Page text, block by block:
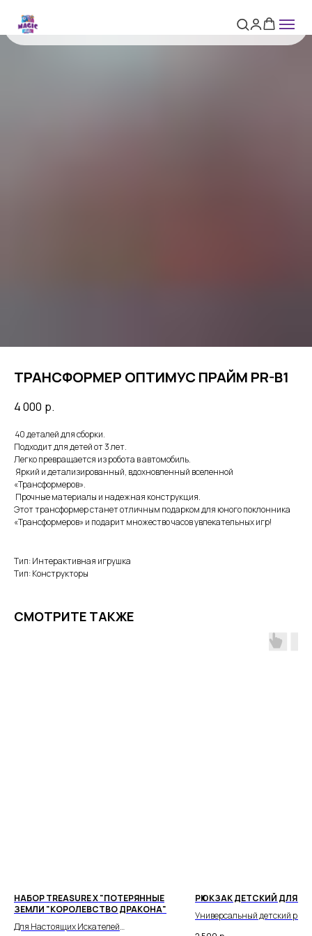
ТРАНСФОРМЕР ОПТИМУС ПРАЙМ PR-B1
4 000 р.
40 деталей для сборки.
Подходит для детей от 3 лет.
Легко превращается из робота в автомобиль.
Яркий и детализированный, вдохновленный вселенной
«Трансформеров».
Прочные материалы и надежная конструкция.
Этот трансформер станет отличным подарком для юного поклонника
«Трансформеров» и подарит множество часов увлекательных игр!
Тип: Интерактивная игрушка
Тип: Конструкторы
СМОТРИТЕ ТАКЖЕ
НАБОР TREASURE X "ПОТЕРЯННЫЕ
ЗЕМЛИ "КОРОЛЕВСТВО ДРАКОНА"
Для Настоящих Искателей
РЮКЗАК ДЕТСКИЙ ДЛЯ
Универсальный детский
Доставка от 1 дня